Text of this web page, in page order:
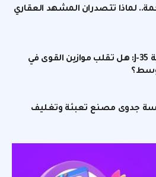
لماذا تتصدران المشهد العقاري
المقاتلة الشبحية الصينية J-35: هل تقلب موازين القوى في
جدوى مصنع تعبئة وتغليف